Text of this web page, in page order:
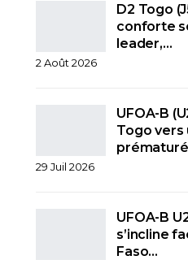
D2 Togo
conforte
leader,…
2 Août 2026
UFOA-B
Togo vers
29 Juil 2026
UFOA-B
s’incline
Faso…